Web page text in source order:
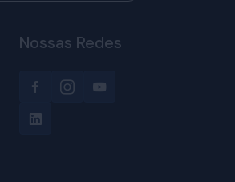
Nossas Redes